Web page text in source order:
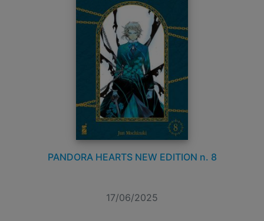
PANDORA HEARTS NEW EDITION n. 8
17/06/2025